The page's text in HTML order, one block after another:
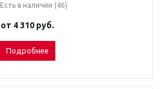
Есть в наличии (46)
от 4 310 руб.
Подробнее